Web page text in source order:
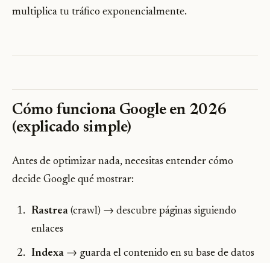
multiplica tu tráfico exponencialmente.
Cómo funciona Google en 2026
(explicado simple)
Antes de optimizar nada, necesitas entender cómo
decide Google qué mostrar:
Rastrea (crawl) → descubre páginas siguiendo
enlaces
Indexa → guarda el contenido en su base de datos